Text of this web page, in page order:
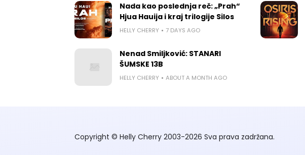
Nada kao poslednja reč: „Prah“
Hjua Hauija i kraj trilogije Silos
HELLY CHERRY 7 DAYS AGO
Nenad Smiljković: STANARI
ŠUMSKE 13B
HELLY CHERRY ABOUT A MONTH AGO
Copyright © Helly Cherry 2003-2026 Sva prava zadržana.